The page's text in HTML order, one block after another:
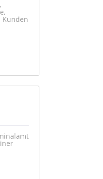
Kunden